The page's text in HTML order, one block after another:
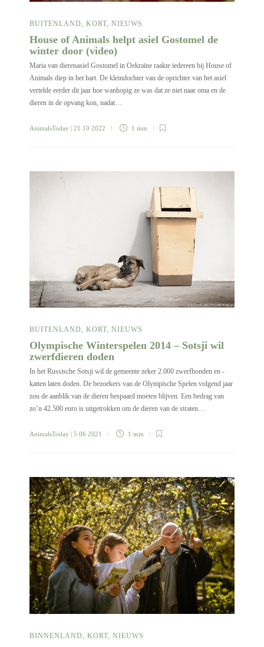
BUITENLAND KORT NIEUWS
House of Animals helpt asiel Gostomel de
winter door (video)
Maria van dierenasiel Gostomel in Oekraïne raakte iedereen bij House of
Animals diep in het hart. De kleindochter van de oprichter van het asiel
vertelde eerder dit jaar hoe wanhopig ze was dat ze niet naar oma en de
dieren in de opvang kon, nadat…
AnimalsToday | 21 10 2022 1 min
BUITENLAND, KORT, NIEUWS
Olympische Winterspelen 2014 – Sotsji wil
zwerfdieren doden
In het Russische Sotsji wil de gemeente zeker 2.000 zwerfhonden en -
katten laten doden. De bezoekers van de Olympische Spelen volgend jaar
zou de aanblik van de dieren bespaard moeten blijven. Een bedrag van
zo’n 42.500 euro is uitgetrokken om de dieren van de straten…
AnimalsToday | 5 06 2021 1 min
BINNENLAND, KORT, NIEUWS